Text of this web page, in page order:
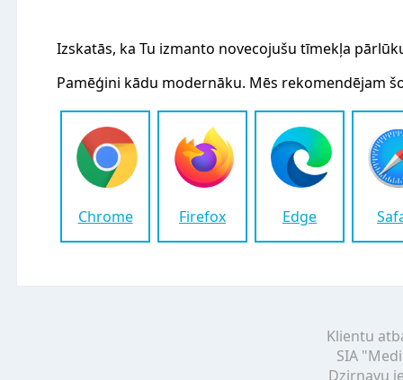
Izskatās, ka Tu izmanto novecojušu tīmekļa
Pamēģini kādu modernāku. Mēs rekomendējam
Chrome Firefox Edge
Klientu
SIA
Dzirnavu